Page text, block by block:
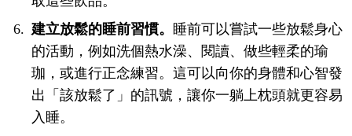
建立放鬆的睡前習慣。 睡前可以嘗試一些放鬆身心
的活動，例如洗個熱水澡、閱讀、做些輕柔的瑜
珈，或進行正念練習。這可以向你的身體和心智發
出「該放鬆了」的訊號，讓你一躺上枕頭就更容易
入睡。